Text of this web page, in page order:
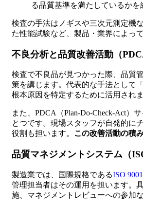
る品質基準を満たしているかを
検査の手法はノギスや三次元測定機
た性能試験など、製品・業界によっ
不良分析と品質改善活動（
検査で不良品が見つかった際、品質
策を講じます。代表的な手法として
根本原因を特定するために活用されま
また、PDCA（Plan-Do-Check-Act）
とつです。現場スタッフが自発的に
役割も担います。 この改善活動の積
品質マネジメントシステム（
製造業では、国際規格であるISO
管理担当者はその運用を担います。
施、マネジメントレビューへの参加